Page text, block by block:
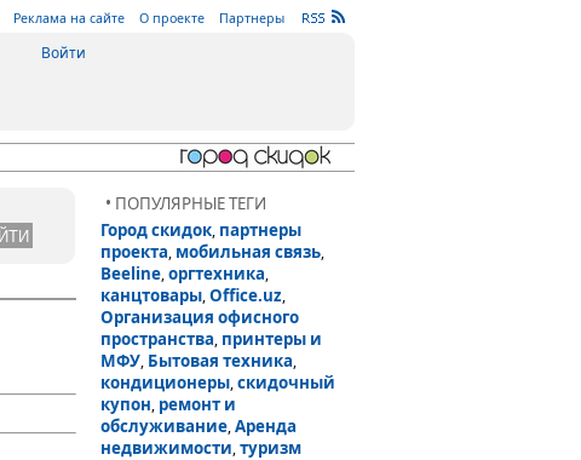
Партнеры
О проекте
Реклама на сайте
Войти
• ПОПУЛЯРНЫЕ ТЕГИ
Город скидок, партнеры
проекта, мобильная связь,
Beeline,оргтехника,
канцтовары,Office.uz,
Организация офисного
пространства, принтеры и
МФУ, Бытовая техника,
кондиционеры,скидочный
купон, ремонт и
обслуживание,Аренда
недвижимости,туризм